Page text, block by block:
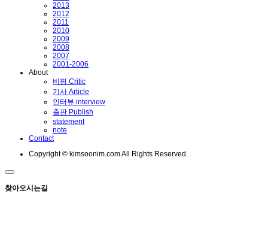
2013
2012
2011
2010
2009
2008
2007
2001-2006
About
비평 Critic
기사 Article
인터뷰 interview
출판 Publish
statement
note
Contact
Copyright © kimsoonim.com All Rights Reserved.
찾아오시는길